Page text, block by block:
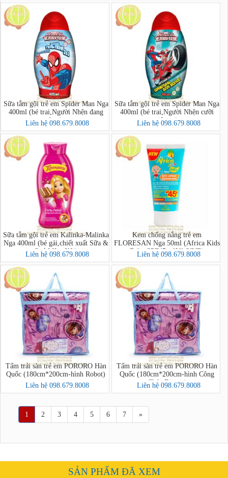
Sữa tắm gội trẻ em Spider Man Nga
400ml (bé trai,Người Nhện đang
bay)
Liên hệ 098.679.8008
Sữa tắm gội trẻ em Spider Man Nga
400ml (bé trai,Người Nhện cưỡi
siêu xe)
Liên hệ 098.679.8008
Sữa tắm gội trẻ em Kalinka-Malinka
Nga 400ml (bé gái,chiết xuất Sữa &
Quả Mâm Xôi)
Liên hệ 098.679.8008
Kem chống nắng trẻ em
FLORESAN Nga 50ml (Africa Kids
Baby SPF45+ AVA/UVB)
Liên hệ 098.679.8008
Tấm trải sàn trẻ em PORORO Hàn
Quốc (180cm*200cm-hình Robot)
Liên hệ 098.679.8008
Tấm trải sàn trẻ em PORORO Hàn
Quốc (180cm*200cm-hình Công
Chúa Disney)
Liên hệ 098.679.8008
1 2 3 4 5 6 7 »
SẢN PHẨM ĐÃ XEM